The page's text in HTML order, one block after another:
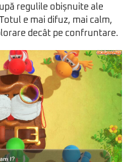
regulile obișnuite ale
e mai difuz, mai calm,
decât pe confruntare.